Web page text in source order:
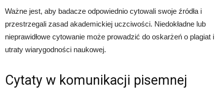
Ważne jest, aby badacze odpowiednio cytowali swoje źródła i
przestrzegali zasad akademickiej uczciwości. Niedokładne lub
nieprawidłowe cytowanie może prowadzić do oskarżeń o plagiat i
utraty wiarygodności naukowej.
Cytaty w komunikacji pisemnej